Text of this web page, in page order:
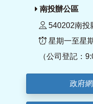
南投辦公區
540202南投
星期一至星
（公司登記：
政府